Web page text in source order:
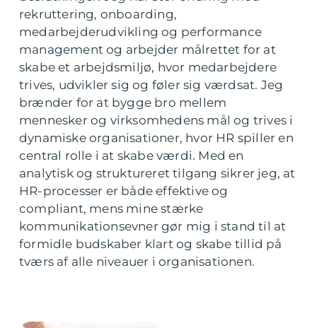
rekruttering, onboarding,
medarbejderudvikling og performance
management og arbejder målrettet for at
skabe et arbejdsmiljø, hvor medarbejdere
trives, udvikler sig og føler sig værdsat. Jeg
brænder for at bygge bro mellem
mennesker og virksomhedens mål og trives i
dynamiske organisationer, hvor HR spiller en
central rolle i at skabe værdi. Med en
analytisk og struktureret tilgang sikrer jeg, at
HR-processer er både effektive og
compliant, mens mine stærke
kommunikationsevner gør mig i stand til at
formidle budskaber klart og skabe tillid på
tværs af alle niveauer i organisationen.